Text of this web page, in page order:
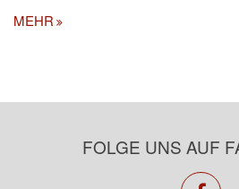
MEHR
FOLGE UNS AUF